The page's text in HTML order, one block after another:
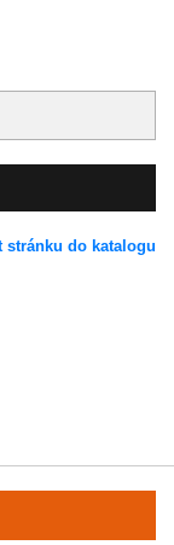
stránku do katalogu